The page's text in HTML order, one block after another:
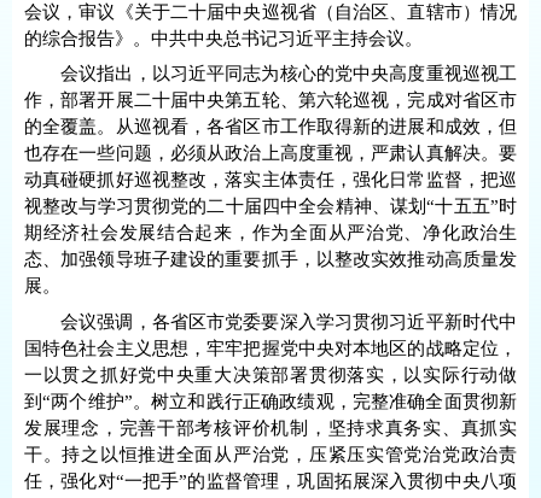
会议，审议《关于二十届中央巡视省（自治区、直辖市）情况
的综合报告》。中共中央总书记习近平主持会议。
会议指出，以习近平同志为核心的党中央高度重视巡视工
作，部署开展二十届中央第五轮、第六轮巡视，完成对省区市
的全覆盖。从巡视看，各省区市工作取得新的进展和成效，但
也存在一些问题，必须从政治上高度重视，严肃认真解决。要
动真碰硬抓好巡视整改，落实主体责任，强化日常监督，把巡
视整改与学习贯彻党的二十届四中全会精神、谋划“十五五”时
期经济社会发展结合起来，作为全面从严治党、净化政治生
态、加强领导班子建设的重要抓手，以整改实效推动高质量发
展。
会议强调，各省区市党委要深入学习贯彻习近平新时代中
国特色社会主义思想，牢牢把握党中央对本地区的战略定位，
一以贯之抓好党中央重大决策部署贯彻落实，以实际行动做
到“两个维护”。树立和践行正确政绩观，完整准确全面贯彻新
发展理念，完善干部考核评价机制，坚持求真务实、真抓实
干。持之以恒推进全面从严治党，压紧压实管党治党政治责
任，强化对“一把手”的监督管理，巩固拓展深入贯彻中央八项